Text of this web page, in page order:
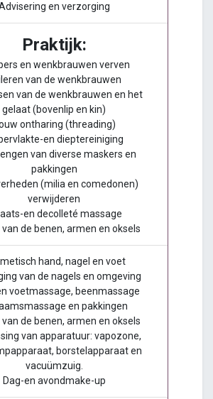
en verzorging
Praktijk:
en wenkbrauwen verven
van de wenkbrauwen
van de wenkbrauwen en het
gelaat (bovenlip en kin)
ontharing (threading)
en dieptereiniging
van diverse maskers en
pakkingen
(milia en comedonen)
verwijderen
en decolleté massage
van de benen, armen en oksels
hand, nagel en voet
van de nagels en omgeving
voetmassage, beenmassage
en pakkingen
van de benen, armen en oksels
van apparatuur: vapozone,
borstelapparaat en
vacuümzuig.
Dag-en avondmake-up